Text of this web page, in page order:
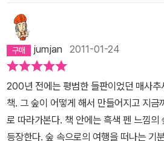
jumjan 2011-01-24
200년 전에는 평범한 들판이었던 매사추
책. 그 숲이 어떻게 해서 만들어지고 지금
로 따라가본다. 책 안에는 흑색 펜 느낌의
등장한다. 숲 속으로의 여행을 떠나는 기